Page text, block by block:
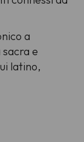
a
e
latino,